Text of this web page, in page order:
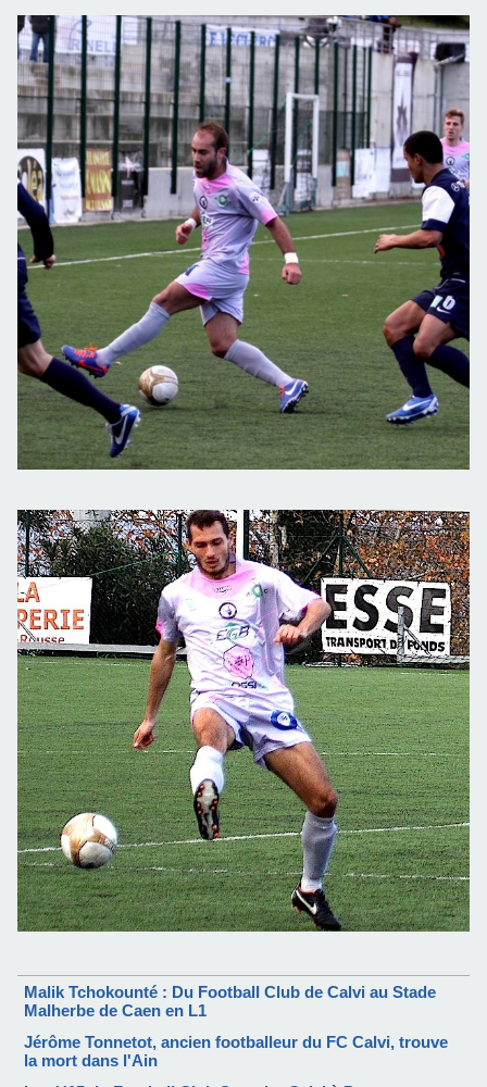
Malik Tchokounté : Du Football Club de Calvi au Stade
Malherbe de Caen en L1
Jérôme Tonnetot, ancien footballeur du FC Calvi, trouve
la mort dans l'Ain